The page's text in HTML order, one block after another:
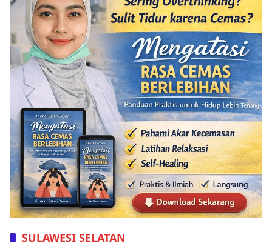
SULAWESI SELATAN